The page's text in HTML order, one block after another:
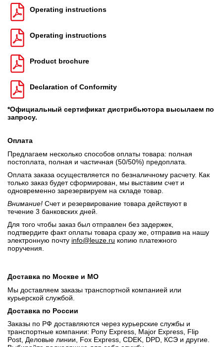
Operating instructions
Operating instructions
Product brochure
Declaration of Conformity
*Официальный сертификат дистрибьютора высылаем по
запросу.
Оплата
Предлагаем несколько способов оплаты товара: полная
постоплата, полная и частичная (50/50%) предоплата.
Оплата заказа осуществляется по безналичному расчету. Как
только заказ будет сформирован, мы выставим счет и
одновременно зарезервируем на складе товар.
Внимание! Счет и резервирование товара действуют в
течение 3 банковских дней.
Для того чтобы заказ был отправлен без задержек,
подтвердите факт оплаты товара сразу же, отправив на нашу
электронную почту info@leuze.ru копию платежного
поручения.
Доставка по Москве и МО
Мы доставляем заказы транспортной компанией или
курьерской службой.
Доставка по России
Заказы по РФ доставляются через курьерские службы и
транспортные компании: Pony Express, Major Express, Flip
Post, Деловые линии, Fox Express, CDEK, DPD, КСЭ и другие.